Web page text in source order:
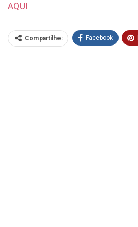
AQUI
Compartilhe: Facebook